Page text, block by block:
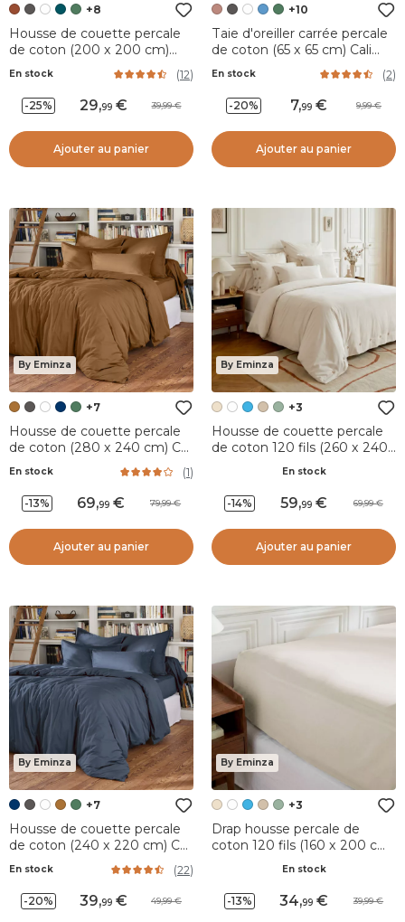
+8
Housse de couette percale
de coton (200 x 200 cm)
En stock (12)
-25% 29,99 39,99
Ajouter au panier
+10
Taie d'oreiller carrée percale
de coton (65 x 65 cm) Cali
En stock (2)
-20% 7,99 9,99
Ajouter au panier
By Eminza
+7
Housse de couette percale
de coton (280 x 240 cm) Cali
En stock (1)
-13% 69,99 79,99
Ajouter au panier
By Eminza
+3
Housse de couette percale
de coton 120 fils (260 x 240
En stock
-14% 59,99 69,99
Ajouter au panier
By Eminza
+7
Housse de couette percale
de coton (240 x 220 cm) Cali
En stock (22)
-20% 39,99 49,99
By Eminza
+3
Drap housse percale de
coton 120 fils (160 x 200 cm)
En stock
-13% 34,99 39,99